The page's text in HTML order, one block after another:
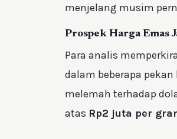
menjelang musim
Prospek Harga Emas
Para analis
dalam beberapa
melemah terhadap
atas Rp2 juta per